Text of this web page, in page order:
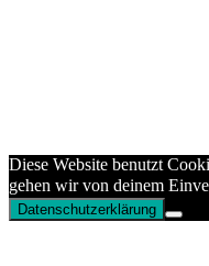
Diese Website benutzt
gehen wir von deinem
Datenschutzerklärung